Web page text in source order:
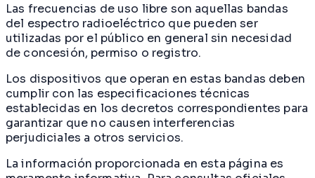
Las frecuencias de uso libre son aquellas bandas
del espectro radioeléctrico que pueden ser
utilizadas por el público en general sin necesidad
de concesión, permiso o registro.
Los dispositivos que operan en estas bandas deben
cumplir con las especificaciones técnicas
establecidas en los decretos correspondientes para
garantizar que no causen interferencias
perjudiciales a otros servicios.
La información proporcionada en esta página es